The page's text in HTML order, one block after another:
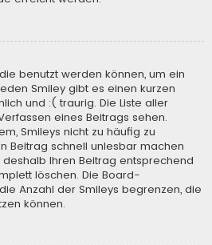
benutzt werden können, um ein
Smiley gibt es einen kurzen
und :( traurig. Die Liste aller
eines Beitrags sehen.
Smileys nicht zu häufig zu
Beitrag schnell unlesbar machen
Ihren Beitrag entsprechend
löschen. Die Board-
Anzahl der Smileys begrenzen, die
können.